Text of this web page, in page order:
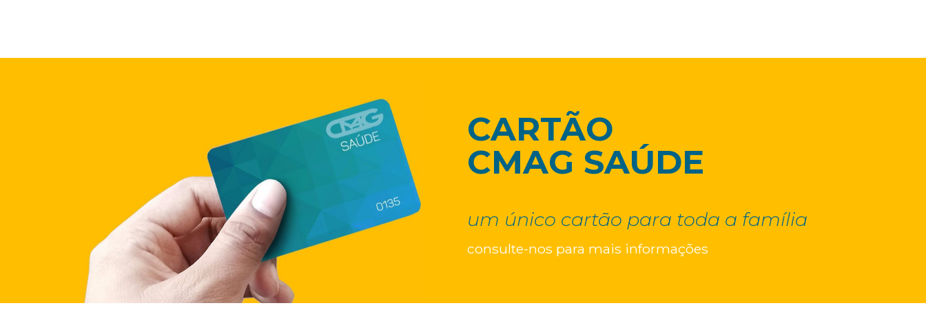
CARTÃO
CMAG SAÚDE
um único cartão para toda a família
consulte-nos para mais informações